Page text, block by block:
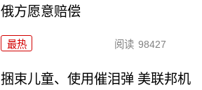
俄方愿意赔偿
最热 阅读 98427
捆束儿童、使用催泪弹 美联邦机